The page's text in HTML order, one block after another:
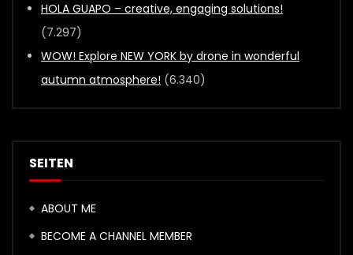
HOLA GUAPO – creative, engaging solutions!
(7.297)
WOW! Explore NEW YORK by drone in wonderful
autumn atmosphere! (6.340)
SEITEN
ABOUT ME
BECOME A CHANNEL MEMBER